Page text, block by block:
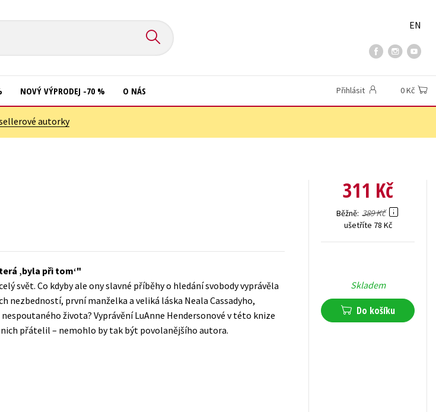
EN
pro dospělé
pro děti
Young adult (SK)
Zahraniční literatura
Zdraví a životní styl
NOVÝ VÝPRODEJ -70 % O NÁS Přihlásit 0 Kč
autorky
‚byla při tom‘
svět. Co kdyby ale ony slavné příběhy o hledání svobody vyprávěla
nezbedností, první manželka a veliká láska Neala Cassadyho,
života? Vyprávění LuAnne Hendersonové v této knize
přátelil – nemohlo by tak být povolanějšího autora.
311 Kč
Běžně 389 Kč
ušetříte 78 Kč
Skladem
Do košíku